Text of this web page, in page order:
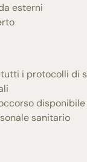
esterni
i protocolli di
disponibile
sanitario